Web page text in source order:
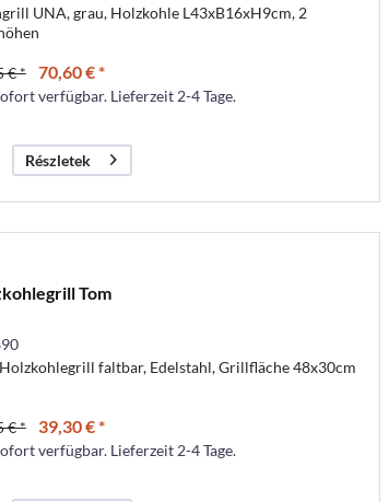
UNA, grau, Holzkohle L43xB16xH9cm, 2
€ * 70,60 € *
verfügbar. Lieferzeit 2-4 Tage.
Részletek
Tom
faltbar, Edelstahl, Grillfläche 48x30cm
€ * 39,30 € *
verfügbar. Lieferzeit 2-4 Tage.